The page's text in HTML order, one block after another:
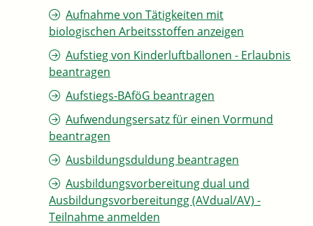
Aufnahme von Tätigkeiten mit
biologischen Arbeitsstoffen anzeigen
Aufstieg von Kinderluftballonen - Erlaubnis
beantragen
Aufstiegs-BAföG beantragen
Aufwendungsersatz für einen Vormund
beantragen
Ausbildungsduldung beantragen
Ausbildungsvorbereitung dual und
Ausbildungsvorbereitungg (AVdual/AV) -
Teilnahme anmelden